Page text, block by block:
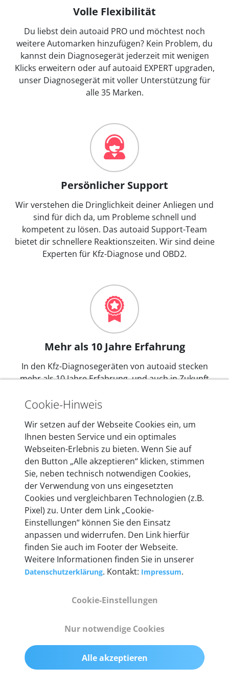
Volle Flexibilität
Du liebst dein autoaid PRO und möchtest noch
weitere Automarken hinzufügen? Kein Problem, du
kannst dein Diagnosegerät jederzeit mit wenigen
Klicks erweitern oder auf autoaid EXPERT upgraden,
unser Diagnosegerät mit voller Unterstützung für
alle 35 Marken.
Persönlicher Support
Wir verstehen die Dringlichkeit deiner Anliegen und
sind für dich da, um Probleme schnell und
kompetent zu lösen. Das autoaid Support-Team
bietet dir schnellere Reaktionszeiten. Wir sind deine
Experten für Kfz-Diagnose und OBD2.
Mehr als 10 Jahre Erfahrung
In den Kfz-Diagnosegeräten von autoaid stecken
mehr als 10 Jahre Erfahrung, und auch in Zukunft
Berlin laufend weiter. Auf diese Qualität vertrauen
Unternehmen.
Technische Details &
Lieferumfang
Abmessungen
55 mm x 25 mm x 12 mm
komplette 16 Pin-Konfiguration mit Multiplexern
für alle Pin-Belegungen
Cookie-Hinweis
Wir setzen auf der Webseite Cookies ein, um
Ihnen besten Service und ein optimales
Webseiten-Erlebnis zu bieten. Wenn Sie auf
den Button „Alle akzeptieren“ klicken, stimmen
Sie, neben technisch notwendigen Cookies,
der Verwendung von uns eingesetzten
Cookies und vergleichbaren Technologien (z.B.
Pixel) zu. Unter dem Link „Cookie-
Einstellungen“ können Sie den Einsatz
anpassen und widerrufen. Den Link hierfür
finden Sie auch im Footer der Webseite.
Weitere Informationen finden Sie in unserer
Datenschutzerklärung. Kontakt: Impressum.
Cookie-Einstellungen
Nur notwendige Cookies
Alle akzeptieren